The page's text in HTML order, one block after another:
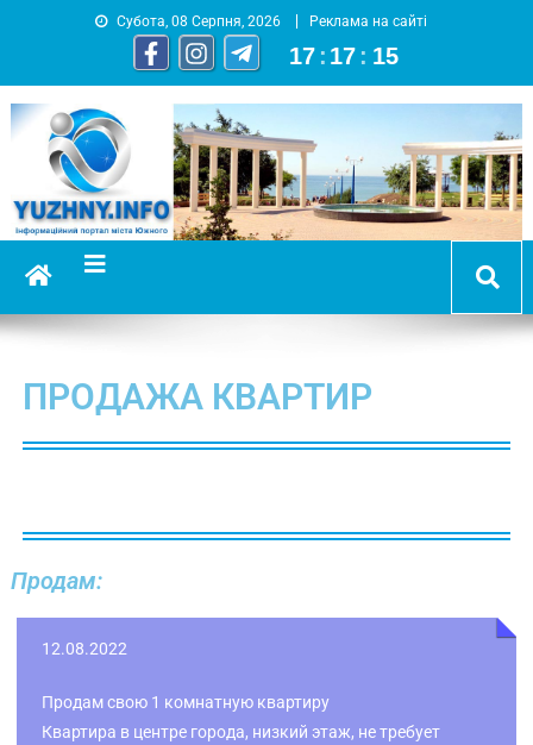
Субота, 08 Серпня, 2026 Реклама на сайті
17 : 17 : 16
YUZHNY.INFO
информационный портал города Южный
ПРОДАЖА КВАРТИР
Продам:
12.08.2022
Продам свою 1 комнатную квартиру
Квартира в центре города, низкий этаж, не требует